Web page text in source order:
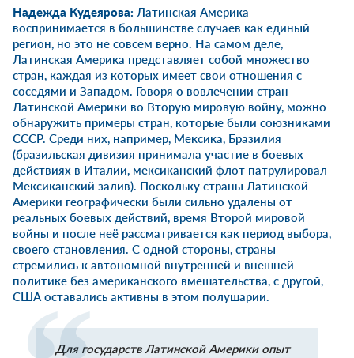
Надежда Кудеярова: Латинская Америка
воспринимается в большинстве случаев как единый
регион, но это не совсем верно. На самом деле,
Латинская Америка представляет собой множество
стран, каждая из которых имеет свои отношения с
соседями и Западом. Говоря о вовлечении стран
Латинской Америки во Вторую мировую войну, можно
обнаружить примеры стран, которые были союзниками
СССР. Среди них, например, Мексика, Бразилия
(бразильская дивизия принимала участие в боевых
действиях в Италии, мексиканский флот патрулировал
Мексиканский залив). Поскольку страны Латинской
Америки географически были сильно удалены от
реальных боевых действий, время Второй мировой
войны и после неё рассматривается как период выбора,
своего становления. С одной стороны, страны
стремились к автономной внутренней и внешней
политике без американского вмешательства, с другой,
США оставались активны в этом полушарии.
Для государств Латинской Америки опыт